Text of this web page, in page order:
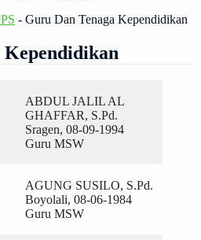
- Guru Dan Tenaga Kependidikan
Kependidikan
ABDUL JALIL AL
GHAFFAR, S.Pd.
Sragen, 08-09-1994
Guru MSW
AGUNG SUSILO, S.Pd.
Boyolali, 08-06-1984
Guru MSW